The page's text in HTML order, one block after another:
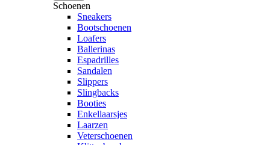
Schoenen
Sneakers
Bootschoenen
Loafers
Ballerinas
Espadrilles
Sandalen
Slippers
Slingbacks
Booties
Enkellaarsjes
Laarzen
Veterschoenen